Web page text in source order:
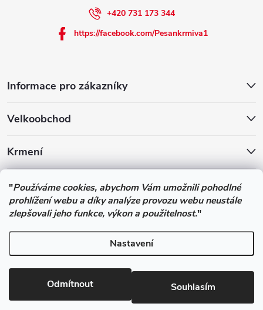
"Používáme cookies, abychom Vám umožnili pohodlné
prohlížení webu a díky analýze provozu webu neustále
zlepšovali jeho funkce, výkon a použitelnost."
Nastavení
Odmítnout Souhlasím
Informace pro zákazníky
Velkoobchod
Krmení
+420 731 173 344
https://facebook.com/Pesankrmiva1
Podle zákona o evidenci tržeb je prodávající povinen vystavit
kupujícímu účtenku. Zároveň je povinen zaevidovat přijatou tržbu u
správce daně online; v případě technického výpadku pak nejpozději
do 48 hodin.
Copyright 2026Pesan-Krmiva - obchod s chovatelskými potřebami.
Všechna práva vyhrazena.Upravit nastavení cookies